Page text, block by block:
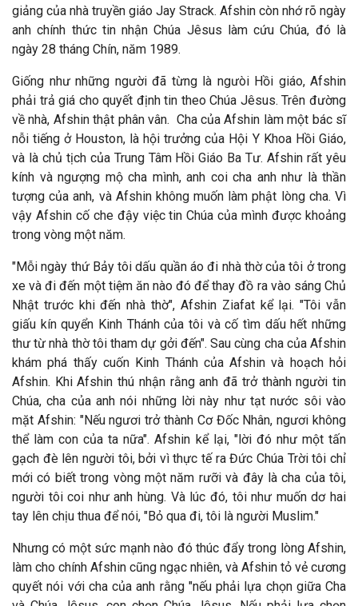
giảng của nhà truyền giáo Jay Strack. Afshin còn nhớ rõ ngày
anh chính thức tin nhận Chúa Jêsus làm cứu Chúa, đó là
ngày 28 tháng Chín, năm 1989.
Giống như những người đã từng là ngưòi Hồi giáo, Afshin
phải trả giá cho quyết định tin theo Chúa Jêsus. Trênđường
về nhà, Afshin thật phân vân. Cha của Afshin làm một bác sĩ
nỗi tiếng ở Houston, là hội trưởng của Hội Y Khoa Hồi Giáo,
và là chủ tịch của Trung Tâm Hồi Giáo Ba Tư. Afshin rất yêu
kính và ngượng mộ cha mình, anh coi cha anh như là thần
tượng của anh, và Afshin không muốn làm phật lòng cha. Vì
vậy Afshin cố che đậy việc tin Chúa của mìnhđược khoảng
trong vòng một năm.
"Mỗi ngày thứ Bảy tôi dấu quần áođi nhà thờ của tôi ở trong
xe vàđi đến một tiệm ăn nàođó để thay đồ ra vào sáng Chủ
Nhật trước khi đến nhà thờ", Afshin Ziafat kể lại. "Tôi vẫn
giấu kín quyển Kinh Thánh của tôi và cố tìm dấu hết những
thư từ nhà thờ tôi tham dự gởi đến". Sau cùng cha của Afshin
khám phá thấy cuốn Kinh Thánh của Afshin và hoạch hỏi
Afshin. Khi Afshin thú nhận rằng anh đã trở thành người tin
Chúa, cha của anh nói những lời này như tạt nước sôi vào
mặt Afshin: "Nếu ngươi trở thành Cơ Đốc Nhân, ngươi không
thể làm con của ta nữa". Afshin kể lại, "lời đó như một tấn
gạch đè lên người tôi, bởi vì thực tế raĐức Chúa Trời tôi chỉ
mới có biết trong vòng một năm rưỡi và đây là cha của tôi,
người tôi coi như anh hùng. Và lúc đó, tôi như muốn dơ hai
tay lên chịu thua để nói, "Bỏ qua đi, tôi là người Muslim."
Nhưng có một sức mạnh nào đó thúc đẩy trong lòng Afshin,
làm cho chính Afshin cũng ngạc nhiên, và Afshin tỏ vẻ cương
quyết nói với cha của anh rằng "nếu phải lựa chọn giữa Cha